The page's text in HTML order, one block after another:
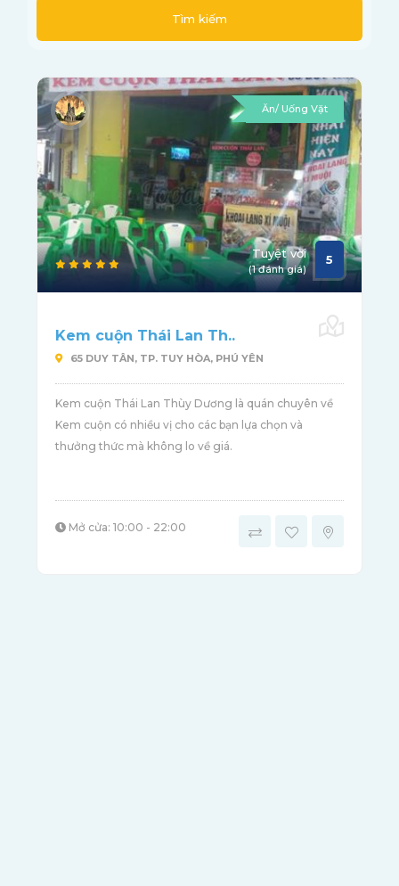
Tìm kiếm
Ăn/ Uống Vặt
Tuyệt vời
(1 đánh giá)
5
Kem cuộn Thái Lan Th..
65 DUY TÂN, TP. TUY HÒA, PHÚ YÊN
Kem cuộn Thái Lan Thùy Dương là quán chuyên về
Kem cuộn có nhiều vị cho các bạn lựa chọn và
thưởng thức mà không lo về giá.
Mở cửa: 10:00 - 22:00